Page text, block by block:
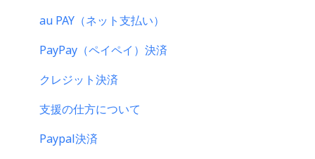
登録情報の確認・変更・削除について
マイページの機能について
CAMPFIREブランドリソース
au PAY（ネット支払い）
PayPay（ペイペイ）決済
クレジット決済
支援の仕方について
Paypal決済